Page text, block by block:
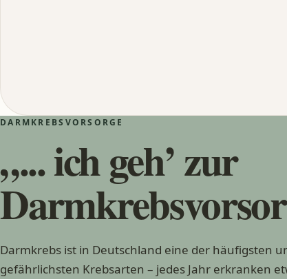
DARMKREBSVORSORGE
„... ich geh’ zur
Darmkrebs ist in Deutschland eine der häufigsten
gefährlichsten Krebsarten – jedes Jahr erkranken